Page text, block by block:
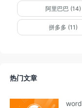
阿里巴巴 (14)
拼多多 (11)
热门文章